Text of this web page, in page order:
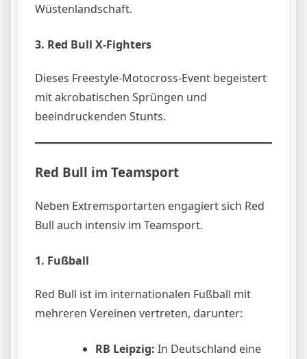
Wüstenlandschaft.
3. Red Bull X-Fighters
Dieses Freestyle-Motocross-Event begeistert
mit akrobatischen Sprüngen und
beeindruckenden Stunts.
Red Bull im Teamsport
Neben Extremsportarten engagiert sich Red
Bull auch intensiv im Teamsport.
1. Fußball
Red Bull ist im internationalen Fußball mit
mehreren Vereinen vertreten, darunter:
RB Leipzig: In Deutschland eine